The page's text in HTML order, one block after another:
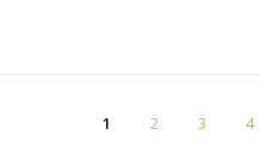
1 2 3 4